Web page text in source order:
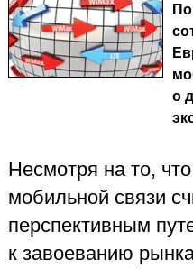
о
Несмотря на то,
мобильной связи
перспективным
к завоеванию